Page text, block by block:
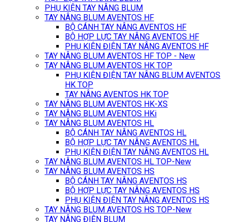
PHỤ KIỆN TAY NÂNG BLUM
TAY NÂNG BLUM AVENTOS HF
BỘ CÁNH TAY NÂNG AVENTOS HF
BỘ HỢP LỰC TAY NÂNG AVENTOS HF
PHỤ KIỆN ĐIỆN TAY NÂNG AVENTOS HF
TAY NÂNG BLUM AVENTOS HF TOP - New
TAY NÂNG BLUM AVENTOS HK TOP
PHỤ KIỆN ĐIỆN TAY NÂNG BLUM AVENTOS
HK TOP
TAY NÂNG AVENTOS HK TOP
TAY NÂNG BLUM AVENTOS HK-XS
TAY NÂNG BLUM AVENTOS HKi
TAY NÂNG BLUM AVENTOS HL
BỘ CÁNH TAY NÂNG AVENTOS HL
BỘ HỢP LỰC TAY NÂNG AVENTOS HL
PHỤ KIỆN ĐIỆN TAY NÂNG AVENTOS HL
TAY NÂNG BLUM AVENTOS HL TOP-New
TAY NÂNG BLUM AVENTOS HS
BỘ CÁNH TAY NÂNG AVENTOS HS
BỘ HỢP LỰC TAY NÂNG AVENTOS HS
PHỤ KIỆN ĐIỆN TAY NÂNG AVENTOS HS
TAY NÂNG BLUM AVENTOS HS TOP-New
TAY NÂNG ĐIỆN BLUM